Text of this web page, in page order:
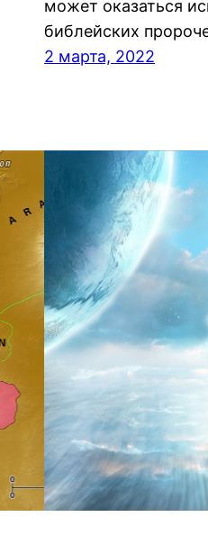
может оказаться
библейских
2 марта, 2022